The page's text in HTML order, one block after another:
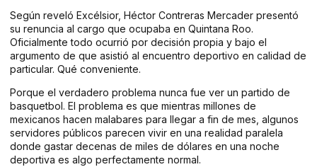
Según reveló Excélsior, Héctor Contreras Mercader presentó
su renuncia al cargo que ocupaba en Quintana Roo.
Oficialmente todo ocurrió por decisión propia y bajo el
argumento de que asistió al encuentro deportivo en calidad de
particular. Qué conveniente.
Porque el verdadero problema nunca fue ver un partido de
basquetbol. El problema es que mientras millones de
mexicanos hacen malabares para llegar a fin de mes, algunos
servidores públicos parecen vivir en una realidad paralela
donde gastar decenas de miles de dólares en una noche
deportiva es algo perfectamente normal.